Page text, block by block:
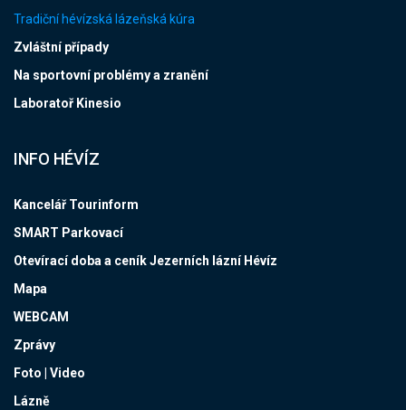
Tradiční hévízská lázeňská kúra
Zvláštní případy
Na sportovní problémy a zranění
Laboratoř Kinesio
INFO HÉVÍZ
Kancelář Tourinform
SMART Parkovací
Otevírací doba a ceník Jezerních lázní Hévíz
Mapa
WEBCAM
Zprávy
Foto | Video
Lázně